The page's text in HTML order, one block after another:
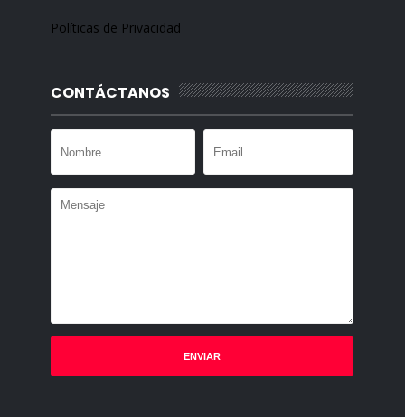
Políticas de Privacidad
CONTÁCTANOS